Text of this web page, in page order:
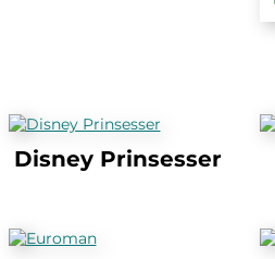
Disney Prinsesser